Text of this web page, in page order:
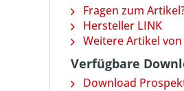
Fragen zum
Hersteller LINK
Weitere Artikel von
Verfügbare
Download